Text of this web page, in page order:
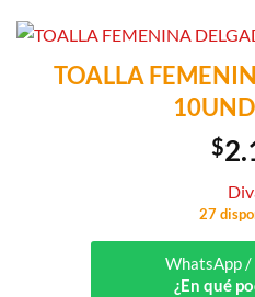
TOALLA
$
27
WhatsApp /
¿En qué